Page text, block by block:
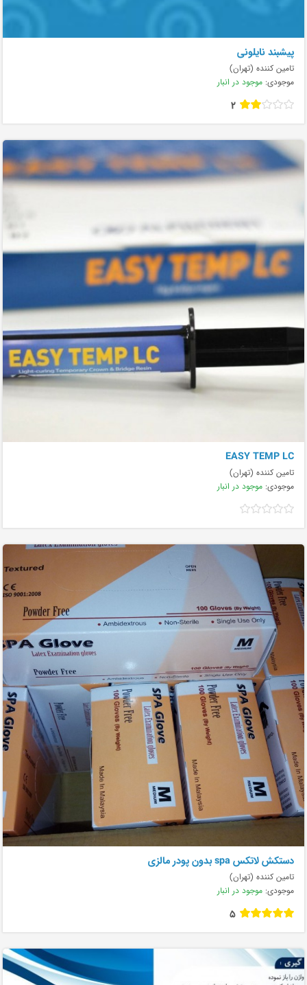
پیشبند نایلونی
تامین کننده (تهران)
موجودی: موجود در انبار
2
EASY TEMP LC
تامین کننده (تهران)
موجودی: موجود در انبار
دستکش لاتکس spa بدون پودر مالزی
تامین کننده (تهران)
موجودی: موجود در انبار
5